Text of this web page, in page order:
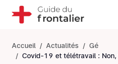
Accueil Actualités
Gé
Covid-19 et télétravail : Non, votre imposition ne va pas changer (pour